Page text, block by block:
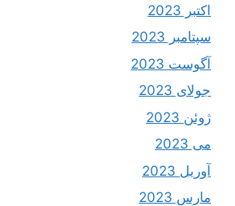
اکتبر 2023
سپتامبر 2023
آگوست 2023
جولای 2023
ژوئن 2023
می 2023
آوریل 2023
مارس 2023